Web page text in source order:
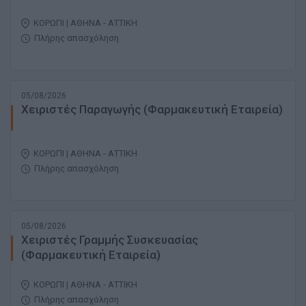
ΚΟΡΩΠΙ | ΑΘΗΝΑ - ΑΤΤΙΚΗ
Πλήρης απασχόληση
05/08/2026
Χειριστές Παραγωγής (Φαρμακευτική Εταιρεία)
ΚΟΡΩΠΙ | ΑΘΗΝΑ - ΑΤΤΙΚΗ
Πλήρης απασχόληση
05/08/2026
Χειριστές Γραμμής Συσκευασίας
(Φαρμακευτική Εταιρεία)
ΚΟΡΩΠΙ | ΑΘΗΝΑ - ΑΤΤΙΚΗ
Πλήρης απασχόληση